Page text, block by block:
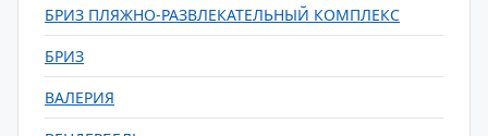
БРИЗ ПЛЯЖНО-РАЗВЛЕКАТЕЛЬНЫЙ КОМПЛЕКС
БРИЗ
ВАЛЕРИЯ